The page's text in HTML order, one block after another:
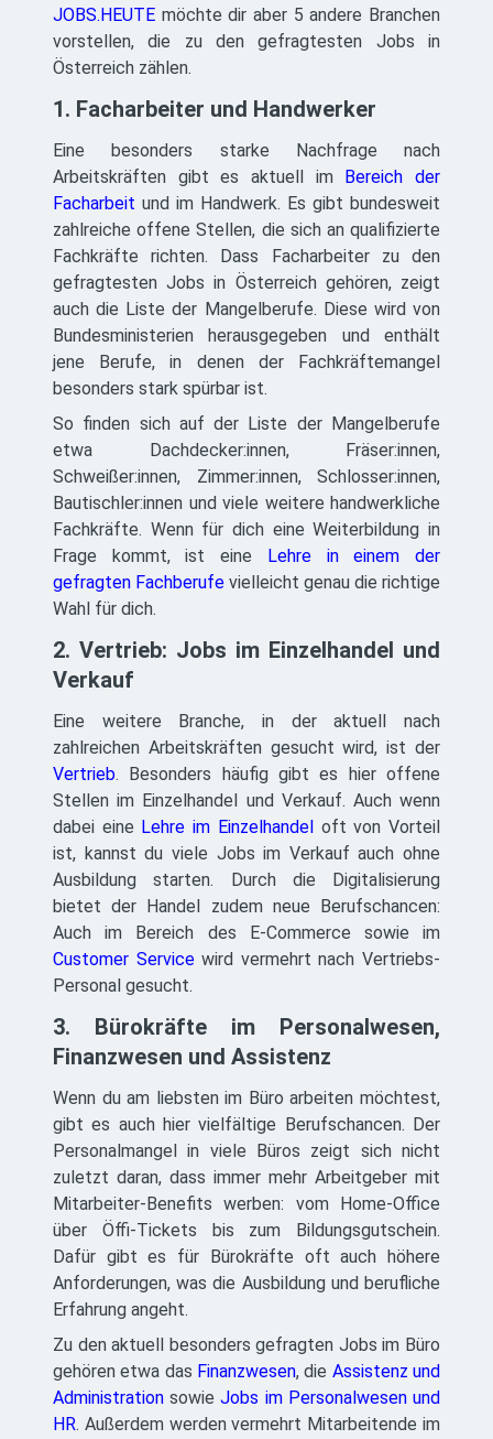
JOBS.HEUTE möchte dir aber 5 andere Branchen
vorstellen, die zu den gefragtesten Jobs in
Österreich zählen.
1. Facharbeiter und Handwerker
Eine besonders starke Nachfrage nach
Arbeitskräften gibt es aktuell im Bereich der
Facharbeit und im Handwerk. Es gibt bundesweit
zahlreiche offene Stellen, die sich an qualifizierte
Fachkräfte richten. Dass Facharbeiter zu den
gefragtesten Jobs in Österreich gehören, zeigt
auch die Liste der Mangelberufe. Diese wird von
Bundesministerien herausgegeben und enthält
jene Berufe, in denen der Fachkräftemangel
besonders stark spürbar ist.
So finden sich auf der Liste der Mangelberufe
etwa Dachdecker:innen, Fräser:innen,
Schweißer:innen, Zimmer:innen, Schlosser:innen,
Bautischler:innen und viele weitere handwerkliche
Fachkräfte. Wenn für dich eine Weiterbildung in
Frage kommt, ist eine Lehre in einem der
gefragten Fachberufe vielleicht genau die richtige
Wahl für dich.
2. Vertrieb: Jobs im Einzelhandel und
Verkauf
Eine weitere Branche, in der aktuell nach
zahlreichen Arbeitskräften gesucht wird, ist der
Vertrieb. Besonders häufig gibt es hier offene
Stellen im Einzelhandel und Verkauf. Auch wenn
dabei eine Lehre im Einzelhandeloft von Vorteil
ist, kannst du viele Jobs im Verkauf auch ohne
Ausbildung starten. Durch die Digitalisierung
bietet der Handel zudem neue Berufschancen:
Auch im Bereich des E-Commerce sowie im
Customer Servicewird vermehrt nach Vertriebs-
Personal gesucht.
3. Bürokräfte im Personalwesen,
Finanzwesen und Assistenz
Wenn du am liebsten im Büro arbeiten möchtest,
gibt es auch hier vielfältige Berufschancen. Der
Personalmangel in viele Büros zeigt sich nicht
zuletzt daran, dass immer mehr Arbeitgeber mit
Mitarbeiter-Benefits werben: vom Home-Office
über Öffi-Tickets bis zum Bildungsgutschein.
Dafür gibt es für Bürokräfte oft auch höhere
Anforderungen, was die Ausbildung und berufliche
Erfahrung angeht.
Zu den aktuell besonders gefragten Jobs im Büro
gehören etwa das Finanzwesen, die Assistenz und
Administration sowieJobs im Personalwesen und
HR. Außerdem werden vermehrt Mitarbeitende im